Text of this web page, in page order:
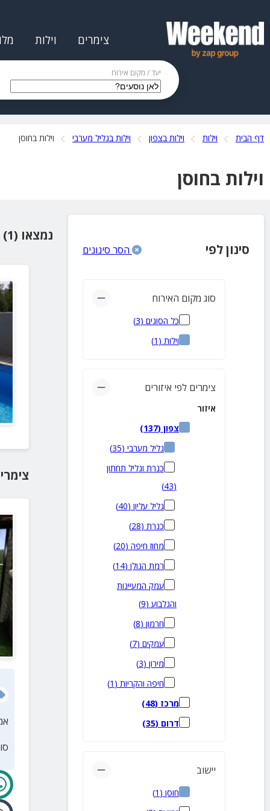
צימרים וילות
יעד / מקום אירוח
דף הבית וילות וילות בצפון וילות בגליל מערבי וילות בחוסן
וילות בחוסן
סינון לפי הסר סינונים
סוג מקום האירוח
כל הסוגים (
3
)
וילות (
1
)
צימרים לפי איזורים
איזור
צפון (
137
)
גליל מערבי (
35
)
כנרת וגליל תחתון
(
43
)
גליל עליון (
40
)
כנרת (
28
)
מחוז חיפה (
20
)
רמת הגולן (
14
)
עמק המעיינות
והגלבוע (
9
)
חרמון (
8
)
עמקים (
7
)
מירון (
3
)
חיפה והקריות (
1
)
מרכז (
48
)
דרום (
35
)
יישוב
חוסן (
1
)
נמצאו (1) מקומות אירוח